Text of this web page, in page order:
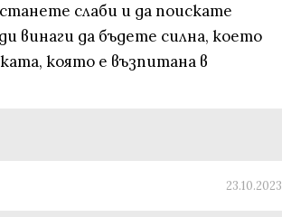
слаби и да поискате
винаги да бъдете силна, което
която е възпитана в
23.10.2023